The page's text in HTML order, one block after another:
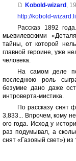
Kobold-wizard ,
http://kobold-
Рассказ 1892
мьевилевскими
тайны, от которой
главной героине, уже
человека.
На самом деле
последнюю роль
безумие дано даже
интроверта-мистика.
По рассказу снят
3,833... Впрочем, кому
ого года. Исход у
раз подумывал, а
снят «Газовый свет»)